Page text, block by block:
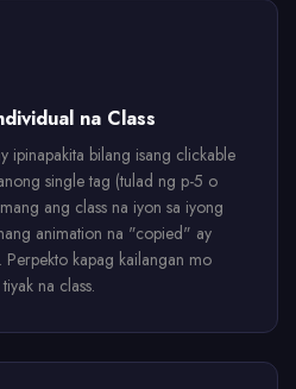
na Class
ipinapakita bilang isang clickable
single tag (tulad ng p-5 o
ang class na iyon sa iyong
animation na "copied" ay
Perpekto kapag kailangan mo
na class.